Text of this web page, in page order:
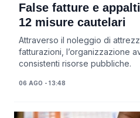
False fatture e
12 misure cautelari
Attraverso il noleggio di
fatturazioni, l’organizzazione
consistenti risorse pubbliche.
06 AGO - 13:48